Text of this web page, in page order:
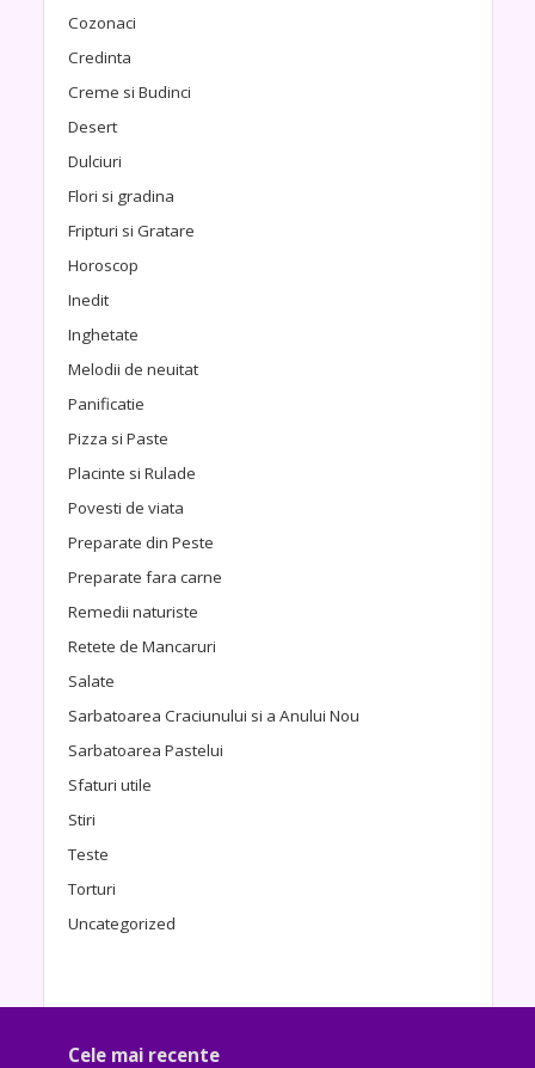
Cozonaci
Credinta
Creme si Budinci
Desert
Dulciuri
Flori si gradina
Fripturi si Gratare
Horoscop
Inedit
Inghetate
Melodii de neuitat
Panificatie
Pizza si Paste
Placinte si Rulade
Povesti de viata
Preparate din Peste
Preparate fara carne
Remedii naturiste
Retete de Mancaruri
Salate
Sarbatoarea Craciunului si a Anului Nou
Sarbatoarea Pastelui
Sfaturi utile
Stiri
Teste
Torturi
Uncategorized
Cele mai recente